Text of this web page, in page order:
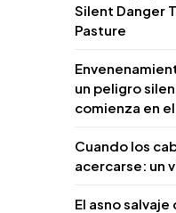
Silent Danger
Pasture
un peligro
comienza en
Cuando los
acercarse: un
El asno salvaje